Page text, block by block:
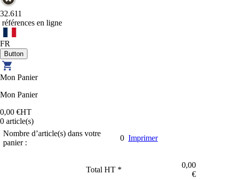
32.611
références en ligne
FR
Mon Panier
Mon Panier
0,00 €HT
0 article(s)
Nombre d’article(s) dans votre
panier :
0 Imprimer
Total HT *
0,00
€